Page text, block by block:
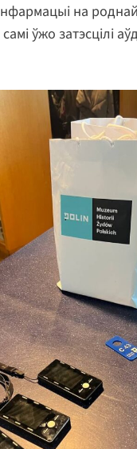
на
ўжо затэсцілі